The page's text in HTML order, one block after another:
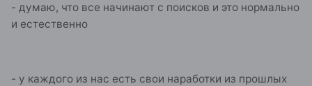
- думаю, что все начинают с поисков и это нормально
и естественно
- у каждого из нас есть свои наработки из прошлых